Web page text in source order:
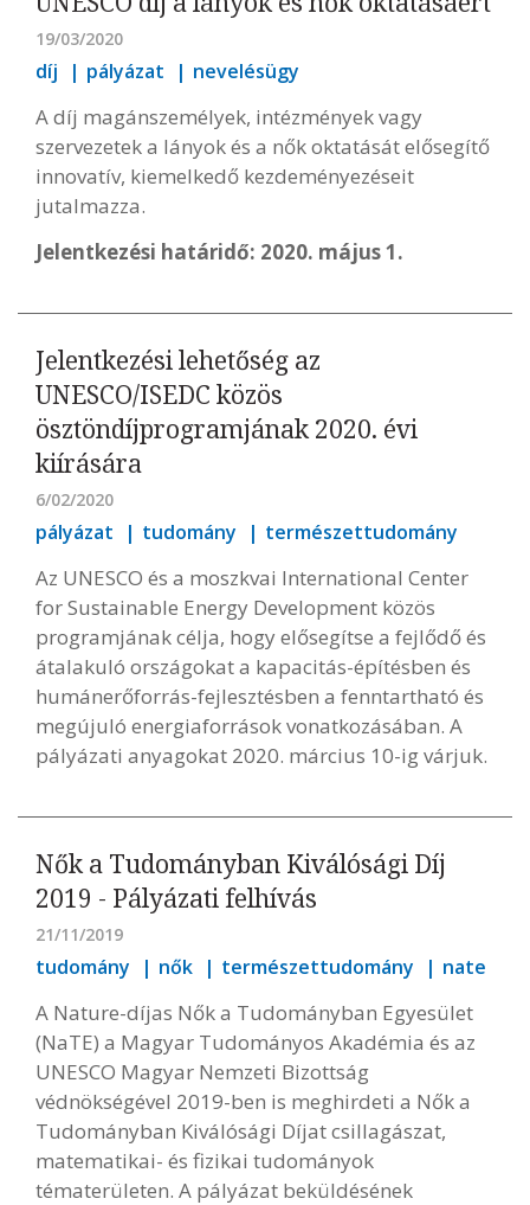
19/03/2020
díj pályázat nevelésügy
A díj magánszemélyek, intézmények vagy
szervezetek a lányok és a nők oktatását elősegítő
innovatív, kiemelkedő kezdeményezéseit
jutalmazza.
Jelentkezési határidő: 2020. május 1.
Jelentkezési lehetőség az
UNESCO/ISEDC közös
ösztöndíjprogramjának 2020. évi
kiírására
6/02/2020
pályázat tudomány természettudomány
Az UNESCO és a moszkvai International Center
for Sustainable Energy Development közös
programjának célja, hogy elősegítse a fejlődő és
átalakuló országokat a kapacitás-építésben és
humánerőforrás-fejlesztésben a fenntartható és
megújuló energiaforrások vonatkozásában. A
pályázati anyagokat 2020. március 10-ig várjuk.
Nők a Tudományban Kiválósági Díj
2019 - Pályázati felhívás
21/11/2019
tudomány nők természettudomány nate
A Nature-díjas Nők a Tudományban Egyesület
(NaTE) a Magyar Tudományos Akadémia és az
UNESCO Magyar Nemzeti Bizottság
védnökségével 2019-ben is meghirdeti a Nők a
Tudományban Kiválósági Díjat csillagászat,
matematikai- és fizikai tudományok
tématerületen. A pályázat beküldésének